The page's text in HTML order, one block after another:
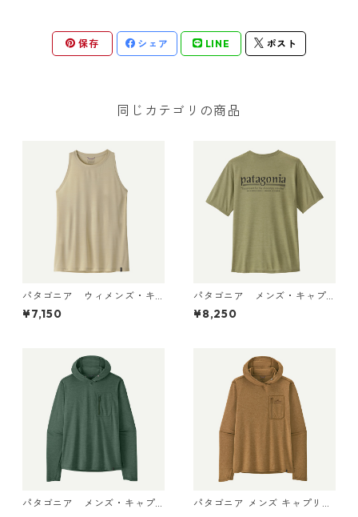
保存 シェア LINE ポスト
同じカテゴリの商品
パタゴニア ウィメンズ・キ
ャプリーン・クール・ウルト
ラ・タンク Pumice - Dyno W
¥7,150
パタゴニア メンズ・キャプ
リーン・クール・デイリー・
シャツ（ハット・トリッパ
04 日本正規品
¥8,250
パタゴニア メンズ・キャプ
パタゴニア メンズ キャプリー